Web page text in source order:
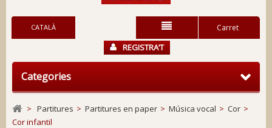
Carret
CATALÀ
REGISTRA’T
Categories
> Partitures > Partitures en paper > Música vocal > Cor >
Cor infantil